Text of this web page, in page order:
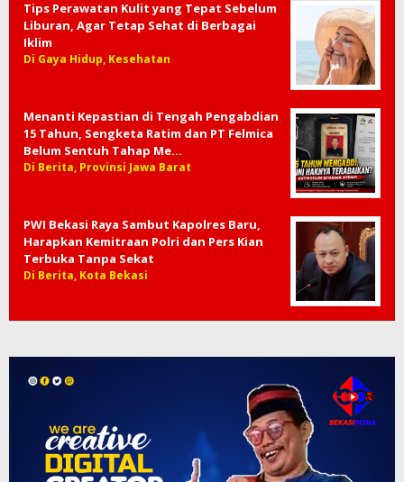
Tips Perawatan Kulit yang Tepat Sebelum
Liburan, Agar Tetap Sehat di Berbagai
Iklim
Di Gaya Hidup, Kesehatan
Menanti Kepastian di Tengah Pengabdian
15 Tahun, Sengketa Ratim dan PT Felmica
Belum Sentuh Tahap Me…
Di Berita, Provinsi Jawa Barat
PWI Bekasi Raya Sambut Kapolres Baru,
Harapkan Kemitraan Polri dan Pers Kian
Terbuka Tanpa Sekat
Di Berita, Kota Bekasi